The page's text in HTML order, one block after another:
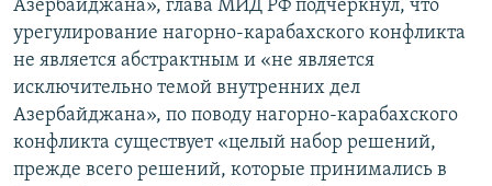
Азербайджана», глава МИД РФ подчеркнул, что
урегулирование нагорно-карабахского конфликта
не является абстрактным и «не является
исключительно темой внутренних дел
Азербайджана», по поводу нагорно-карабахского
конфликта существует «целый набор решений,
прежде всего решений, которые принимались в